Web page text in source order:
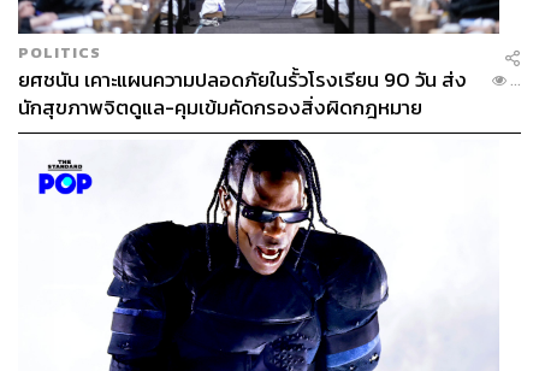
POLITICS
ยศชนัน เคาะแผนความปลอดภัยในรั้วโรงเรียน 90 วัน ส่ง
นักสุขภาพจิตดูแล-คุมเข้มคัดกรองสิ่งผิดกฎหมาย
...